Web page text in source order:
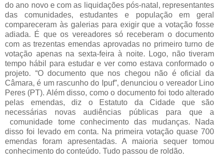
do ano novo e com as liquidações pós-natal, representantes
das comunidades, estudantes e população em geral
compareceram às galerias para exigir que a votação fosse
adiada. É que os vereadores só receberam o documento
com as trezentas emendas aprovadas no primeiro turno de
votação apenas na sexta-feira à noite. Logo, não tiveram
tempo hábil para estudar e ver como estava conformado o
projeto. “O documento que nos chegou não é oficial da
Câmara, é um rascunho do Ipuf”, denunciou o vereador Lino
Peres (PT). Além disso, como o documento foi todo alterado
pelas emendas, diz o Estatuto da Cidade que são
necessárias novas audiências públicas para que a
comunidade tome conhecimento das mudanças. Nada
disso foi levado em conta. Na primeira votação quase 700
emendas foram apresentadas. A maioria sequer tomou
conhecimento do conteúdo. Tudo passou de roldão.